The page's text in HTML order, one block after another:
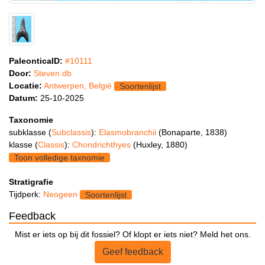
PaleonticaID: #10111
Door: Steven db
Locatie: Antwerpen, België
Soortenlijst
Datum: 25-10-2025
Taxonomie
subklasse (Subclassis): Elasmobranchii (Bonaparte, 1838)
klasse (Classis): Chondrichthyes (Huxley, 1880)
Toon volledige taxnomie
Stratigrafie
Tijdperk: Neogeen Soortenlijst
Feedback
Mist er iets op bij dit fossiel? Of klopt er iets niet? Meld het ons.
Geef feedback